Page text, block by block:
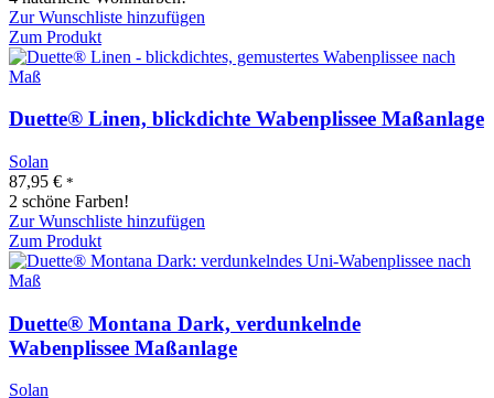
Zur Wunschliste hinzufügen
Zum Produkt
Duette® Linen, blickdichte Wabenplissee Maßanlage
Solan
87,95 € *
2 schöne Farben!
Zur Wunschliste hinzufügen
Zum Produkt
Duette® Montana Dark, verdunkelnde
Wabenplissee Maßanlage
Solan